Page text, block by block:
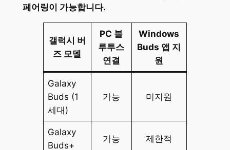
페어링이 가능합니다.
갤럭시 버
즈 모델
PC 블
루투스
연결
Windows
Buds 앱 지
원
Galaxy
Buds (1
세대)
가능 미지원
Galaxy
Buds+
가능 제한적